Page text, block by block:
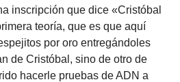
inscripción que dice «Cristóbal
teoría, que es que aquí
por oro entregándoles
de Cristóbal, sino de otro de
hacerle pruebas de ADN a